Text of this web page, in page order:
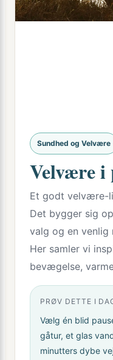
Sundhed og Velvære
Velvære i
Et godt velvære-
Det bygger sig
valg og en
Her samler vi
bevægelse,
PRØV DETTE I
Vælg én blid
gåtur, et glas
minutters dybe